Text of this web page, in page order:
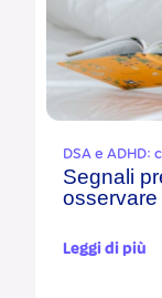
DSA e ADHD:
Segnali
Leggi di più